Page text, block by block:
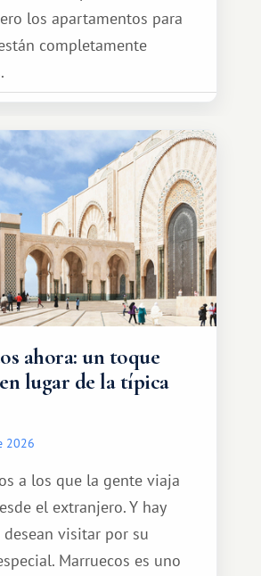
los apartamentos para
completamente
ahora: un toque
lugar de la típica
2026
a los que la gente viaja
el extranjero. Y hay
desean visitar por su
Marruecos es uno